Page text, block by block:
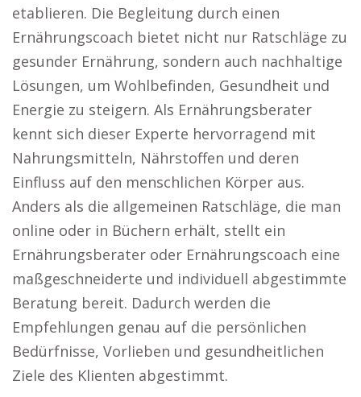
etablieren. Die Begleitung durch einen
Ernährungscoach bietet nicht nur Ratschläge zu
gesunder Ernährung, sondern auch nachhaltige
Lösungen, um Wohlbefinden, Gesundheit und
Energie zu steigern. Als Ernährungsberater
kennt sich dieser Experte hervorragend mit
Nahrungsmitteln, Nährstoffen und deren
Einfluss auf den menschlichen Körper aus.
Anders als die allgemeinen Ratschläge, die man
online oder in Büchern erhält, stellt ein
Ernährungsberater oder Ernährungscoach eine
maßgeschneiderte und individuell abgestimmte
Beratung bereit. Dadurch werden die
Empfehlungen genau auf die persönlichen
Bedürfnisse, Vorlieben und gesundheitlichen
Ziele des Klienten abgestimmt.